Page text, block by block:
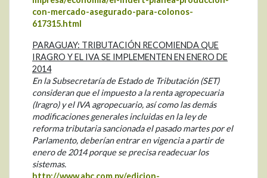
con-mercado-asegurado-para-colonos-
617315.html
PARAGUAY: TRIBUTACIÓN RECOMIENDA QUE
IRAGRO Y EL IVA SE IMPLEMENTEN EN ENERO DE
2014
En la Subsecretaría de Estado de Tributación (SET)
consideran que el impuesto a la renta agropecuaria
(Iragro) y el IVA agropecuario, así como las demás
modificaciones generales incluidas en la ley de
reforma tributaria sancionada el pasado martes por el
Parlamento, deberían entrar en vigencia a partir de
enero de 2014 porque se precisa readecuar los
sistemas.